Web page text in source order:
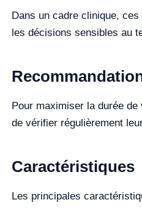
Dans un cadre clinique,
les décisions sensibles au
Pour maximiser la durée
de vérifier régulièrement
Caractéristiques
Les principales